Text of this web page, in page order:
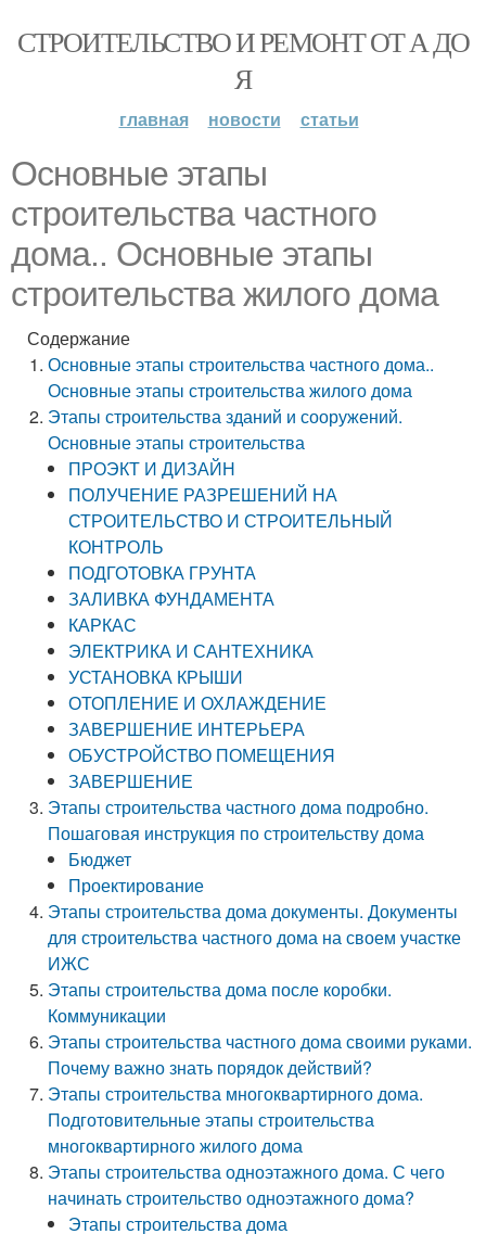
СТРОИТЕЛЬСТВО И РЕМОНТ ОТ А ДО
Я
главная новости статьи
Основные этапы
строительства частного
дома.. Основные этапы
строительства жилого дома
Содержание
Основные этапы строительства частного дома..
Основные этапы строительства жилого дома
Этапы строительства зданий и сооружений.
Основные этапы строительства
ПРОЭКТ И ДИЗАЙН
ПОЛУЧЕНИЕ РАЗРЕШЕНИЙ НА
СТРОИТЕЛЬСТВО И СТРОИТЕЛЬНЫЙ
КОНТРОЛЬ
ПОДГОТОВКА ГРУНТА
ЗАЛИВКА ФУНДАМЕНТА
КАРКАС
ЭЛЕКТРИКА И САНТЕХНИКА
УСТАНОВКА КРЫШИ
ОТОПЛЕНИЕ И ОХЛАЖДЕНИЕ
ЗАВЕРШЕНИЕ ИНТЕРЬЕРА
ОБУСТРОЙСТВО ПОМЕЩЕНИЯ
ЗАВЕРШЕНИЕ
Этапы строительства частного дома подробно.
Пошаговая инструкция по строительству дома
Бюджет
Проектирование
Этапы строительства дома документы. Документы
для строительства частного дома на своем участке
ИЖС
Этапы строительства дома после коробки.
Коммуникации
Этапы строительства частного дома своими руками.
Почему важно знать порядок действий?
Этапы строительства многоквартирного дома.
Подготовительные этапы строительства
многоквартирного жилого дома
Этапы строительства одноэтажного дома. С чего
начинать строительство одноэтажного дома?
Этапы строительства дома